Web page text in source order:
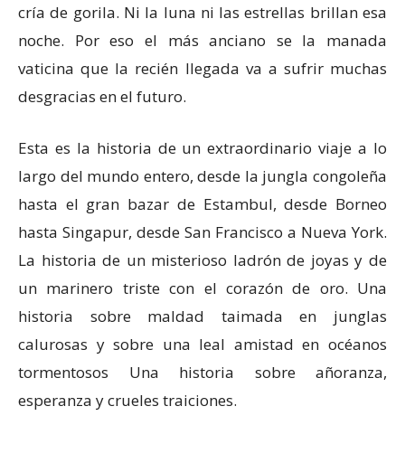
cría de gorila. Ni la luna ni las estrellas brillan esa
noche. Por eso el más anciano se la manada
vaticina que la recién llegada va a sufrir muchas
desgracias en el futuro.
Esta es la historia de un extraordinario viaje a lo
largo del mundo entero, desde la jungla congoleña
hasta el gran bazar de Estambul, desde Borneo
hasta Singapur, desde San Francisco a Nueva York.
La historia de un misterioso ladrón de joyas y de
un marinero triste con el corazón de oro. Una
historia sobre maldad taimada en junglas
calurosas y sobre una leal amistad en océanos
tormentosos Una historia sobre añoranza,
esperanza y crueles traiciones.